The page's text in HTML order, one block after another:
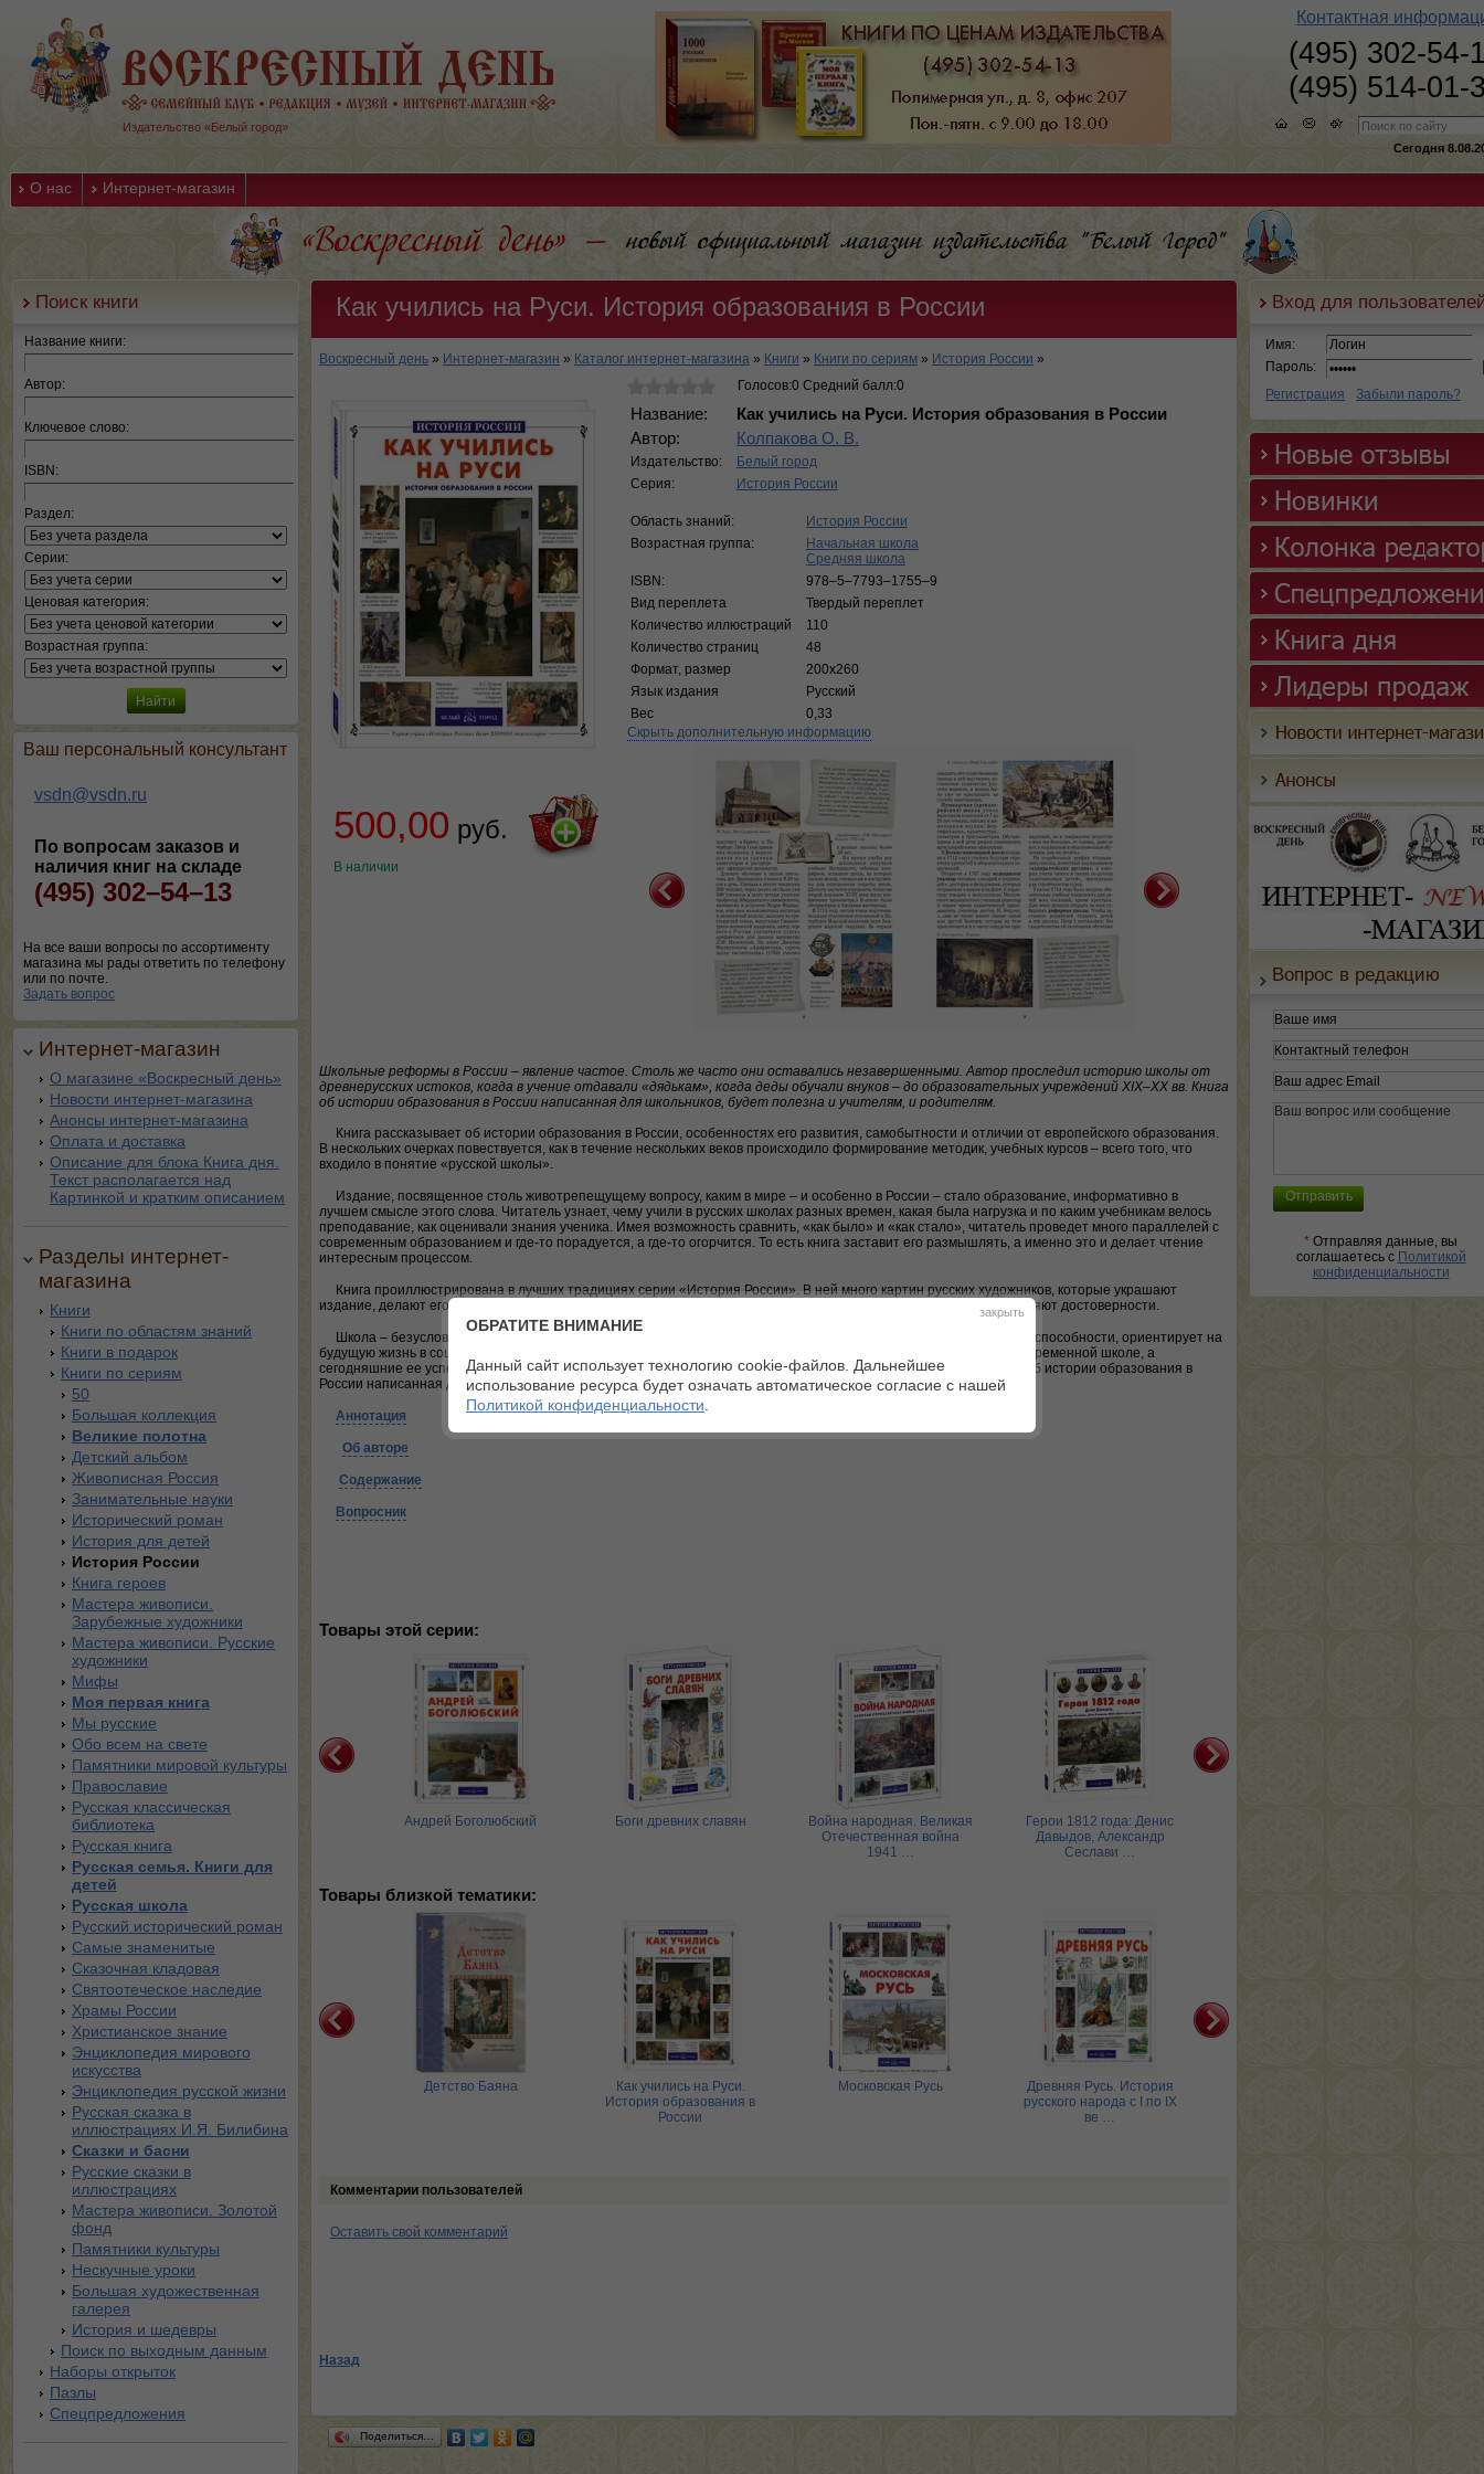
Издательство «Белый город»
Контактная
(495) 302-54-
(495) 514-01-
Сегодня
О нас Интернет-магазин
Поиск книги
Название книги:
Автор:
Ключевое слово:
ISBN:
Раздел:
Серии:
Ценовая категория:
Возрастная группа:
Ваш персональный консультант
vsdn@vsdn.ru
По вопросам заказов и
наличия книг на складе
(495) 302–54–13
На все ваши вопросы по ассортименту
магазина мы рады ответить по телефону
или по почте.
Задать вопрос
Интернет-магазин
О магазине «Воскресный день»
Новости интернет-магазина
Анонсы интернет-магазина
Оплата и доставка
Описание для блока Книга дня.
Текст располагается над
Картинкой и кратким описанием
Разделы интернет-
магазина
Книги
Книги по областям знаний
Книги в подарок
Книги по сериям
50
Большая коллекция
Великие полотна
Детский альбом
Живописная Россия
Занимательные науки
Исторический роман
История для детей
История России
Книга героев
Мастера живописи.
Зарубежные художники
Мастера живописи. Русские
художники
Мифы
Моя первая книга
Мы русские
Обо всем на свете
Памятники мировой культуры
Православие
Русская классическая
библиотека
Русская книга
Русская семья. Книги для
детей
Русская школа
Русский исторический роман
Самые знаменитые
Сказочная кладовая
Святоотеческое наследие
Храмы России
Христианское знание
Энциклопедия мирового
искусства
Энциклопедия русской жизни
Русская сказка в
иллюстрациях И.Я. Билибина
Сказки и басни
Русские сказки в
иллюстрациях
Мастера живописи. Золотой
фонд
Памятники культуры
Нескучные уроки
Большая художественная
галерея
История и шедевры
Поиск по выходным данным
Наборы открыток
Пазлы
Спецпредложения
Как учились на Руси. История образования в России
Воскресный день » Интернет-магазин » Каталог интернет-магазина » Книги » Книги по сериям » История России »
500,00 руб.
В наличии
Голосов:0 Средний балл:0
Название:
Как учились на Руси. История образования в России
Автор:
Колпакова О. В.
Издательство:
Белый город
Серия:
История России
Область знаний:
История России
Возрастная группа:
Начальная школа
Средняя школа
ISBN:
978–5–7793–1755–9
Вид переплета
Твердый переплет
Количество иллюстраций
110
Количество страниц
48
Формат, размер
200х260
Язык издания
Русский
Вес
0,33
Скрыть дополнительную информацию
Школьные реформы в России – явление частое. Столь же часто они оставались незавершенными. Автор проследил историю школы от
древнерусских истоков, когда в учение отдавали «дядькам», когда деды обучали внуков – до образовательных учреждений XIX–XX вв. Книга
об истории образования в России написанная для школьников, будет полезна и учителям, и родителям.
Книга рассказывает об истории образования в России, особенностях его развития, самобытности и отличии от европейского образования.
В нескольких очерках повествуется, как в течение нескольких веков происходило формирование методик, учебных курсов – всего того, что
входило в понятие «русской школы».
Издание, посвященное столь животрепещущему вопросу, каким в мире – и особенно в России – стало образование, информативно в
лучшем смысле этого слова. Читатель узнает, чему учили в русских школах разных времен, какая была нагрузка и по каким учебникам велось
преподавание, как оценивали знания ученика. Имея возможность сравнить, «как было» и «как стало», читатель проведет много параллелей с
современным образованием и где-то порадуется, а где-то огорчится. То есть книга заставит его размышлять, а именно это и делает чтение
интересным процессом.
Книга проиллюстрирована в лучших традициях серии «История России». В ней много картин русских художников, которые украшают
издание, делают его более глубоким и значительным. Фотографии, «подлинные» тексты и детали быта прибавляют достоверности.
Школа – безусловно, важный период в жизни каждого человека, она формирует его мировоззрение, выявляет способности, ориентирует на
будущую жизнь в социуме. Возможно, какие-то «вещи», потерянные во времени, еще могли бы пригодиться в современной школе, а
сегодняшние ее успехи – не более чем повторение старого. Надеемся, наша книга поможет это увидеть. Книга об истории образования в
России написанная для школьников, будет полезна и учителям, и родителям.
Аннотация
Об авторе
Содержание
Вопросник
Товары этой серии:
и награды Андрей Боголюбский Боги древних славян
Война народная. Великая
Отечественная война
1941 …
Герои 1812 года: Денис
Давыдов, Александр
Сеслави …
Товары близкой тематики:
О земле, земном
и государстве
Русь – страна городов Детство Баяна
Как учились на Руси.
История образования в
России
Московская Русь
Древняя Русь. История
русского народа с I по IX
ве …
Комментарии пользователей
Оставить свой комментарий
Назад
Поделиться…
Вход для
Имя:
Пароль:
Регистрация
Забыли пароль?
Вопрос в редакцию
* Отправляя данные, вы
соглашаетесь с Политикой
конфиденциальности
закрыть
ОБРАТИТЕ ВНИМАНИЕ
Данный сайт использует технологию cookie-файлов. Дальнейшее
использование ресурса будет означать автоматическое согласие с нашей
Политикой конфиденциальности